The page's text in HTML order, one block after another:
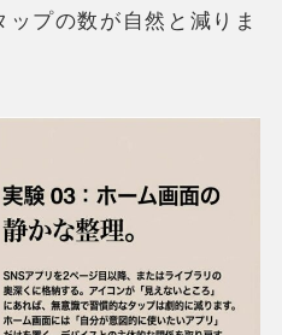
プの数が自然と減りま